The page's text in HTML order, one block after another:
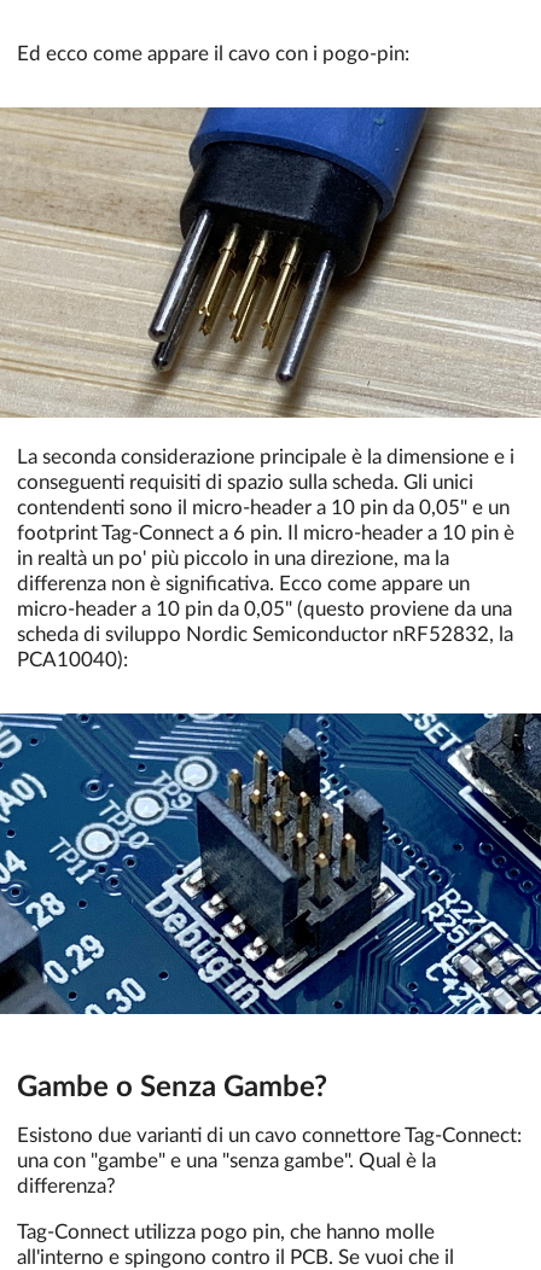
Ed ecco come appare il cavo con i pogo-pin:
La seconda considerazione principale è la dimensione e i
conseguenti requisiti di spazio sulla scheda. Gli unici
contendenti sono il micro-header a 10 pin da 0,05" e un
footprint Tag-Connect a 6 pin. Il micro-header a 10 pin è
in realtà un po' più piccolo in una direzione, ma la
differenza non è significativa. Ecco come appare un
micro-header a 10 pin da 0,05" (questo proviene da una
scheda di sviluppo Nordic Semiconductor nRF52832, la
PCA10040):
Gambe o Senza Gambe?
Esistono due varianti di un cavo connettore Tag-Connect:
una con "gambe" e una "senza gambe". Qual è la
differenza?
Tag-Connect utilizza pogo pin, che hanno molle
all'interno e spingono contro il PCB. Se vuoi che il